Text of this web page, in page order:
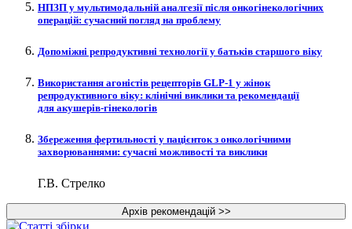
НПЗП у мультимодальній аналгезії після онкогінекологічних
операцій: сучасний погляд на проблему
Допоміжні репродуктивні технології у батьків старшого віку
Використання агоністів рецепторів GLP‑1 у жінок
репродуктивного віку: клінічні виклики та рекомендації
для акушерів-гінекологів
Збереження фертильності у пацієнток з онкологічними
захворюваннями: сучасні можливості та виклики
Г.В. Стрелко